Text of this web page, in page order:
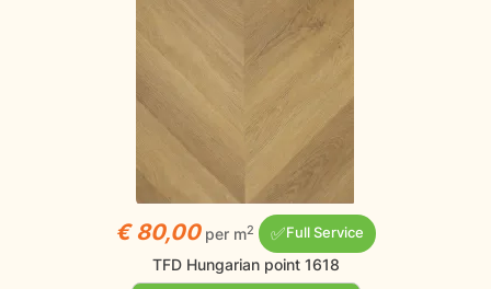
€ 80,00 per m2 ✅Full Service
TFD Hungarian point 1618